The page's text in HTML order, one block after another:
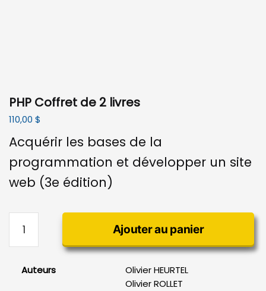
PHP Coffret de 2 livres
110,00 $
Acquérir les bases de la
programmation et développer un site
web (3e édition)
PHP
Ajouter au panier
Auteurs
Olivier HEURTEL
Olivier ROLLET